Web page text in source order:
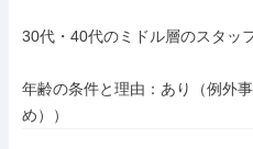
30代・40代のミドル層のスタッ
年齢の条件と理由：あり（例外
め））